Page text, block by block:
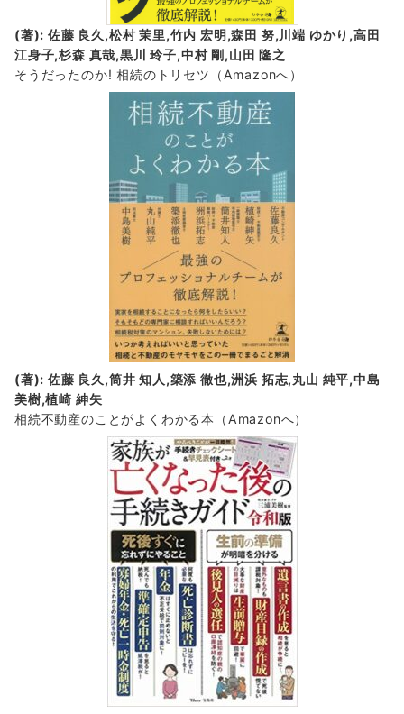
(著): 佐藤 良久,松村 茉里,竹内 宏明,森田 努,川端 ゆかり,高田
江身子,杉森 真哉,黒川 玲子,中村 剛,山田 隆之
そうだったのか! 相続のトリセツ
（Amazonへ）
(著): 佐藤 良久,筒井 知人,築添 徹也,洲浜 拓志,丸山 純平,中島
美樹,植崎 紳矢
相続不動産のことがよくわかる本（Amazonへ）